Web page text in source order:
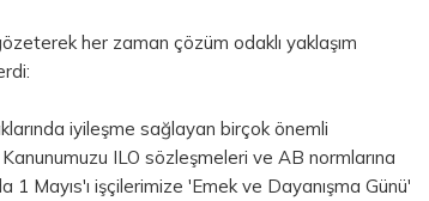
her zaman çözüm odaklı yaklaşım
iyileşme sağlayan birçok önemli
ILO sözleşmeleri ve AB normlarına
Mayıs'ı işçilerimize 'Emek ve Dayanışma Günü'